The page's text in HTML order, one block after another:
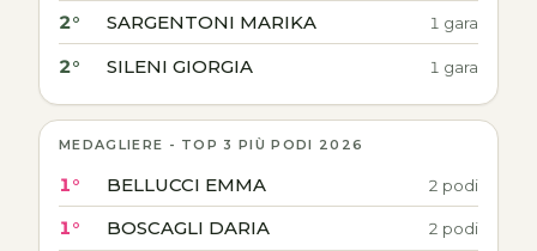
2° SARGENTONI MARIKA 1 gara
2° SILENI GIORGIA 1 gara
MEDAGLIERE - TOP 3 PIÙ PODI 2026
1° BELLUCCI EMMA 2 podi
1° BOSCAGLI DARIA 2 podi